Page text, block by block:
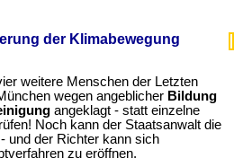
der Klimabewegung
weitere Menschen der Letzten
wegen angeblicher Bildung
angeklagt - statt einzelne
Noch kann der Staatsanwalt die
und der Richter kann sich
zu eröffnen.